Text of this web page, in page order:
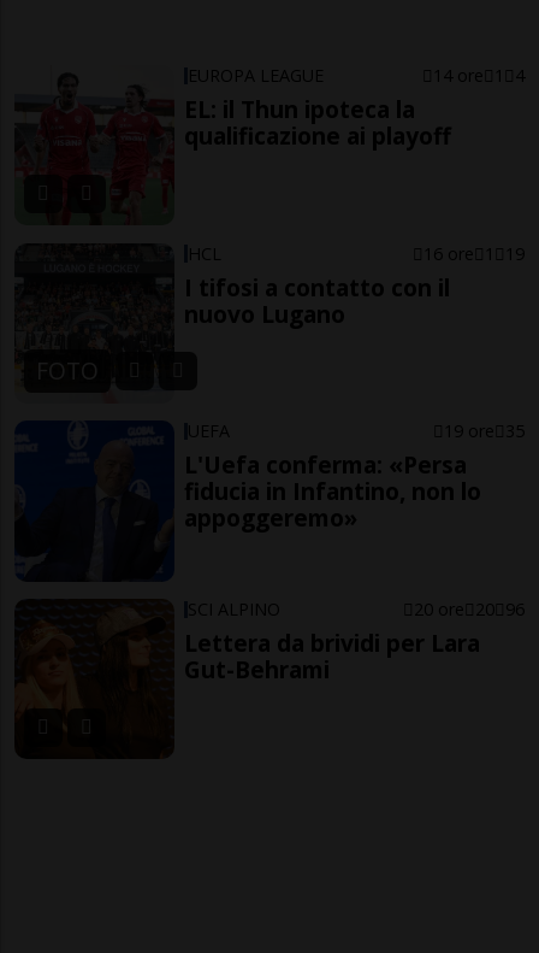
EUROPA LEAGUE 14 ore 1 4
EL: il Thun ipoteca la
qualificazione ai playoff
FOTO
HCL 16 ore 1 19
I tifosi a contatto con il
nuovo Lugano
UEFA 19 ore 35
L'Uefa conferma: «Persa
fiducia in Infantino, non lo
appoggeremo»
SCI ALPINO 20 ore 20 96
Lettera da brividi per Lara
Gut-Behrami